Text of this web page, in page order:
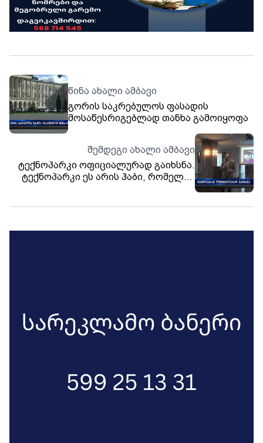
წინა ახალი ამბავი
გორის საკრებულოს ფასადის
მოსაწესრიგებლად თანხა გამოიყოფა
შემდეგი ახალი ამბავი
ტექნოპარკი ოფიციალურად გაიხსნა.
ტექნოპარკი ეს არის ჰაბი, რომელიც